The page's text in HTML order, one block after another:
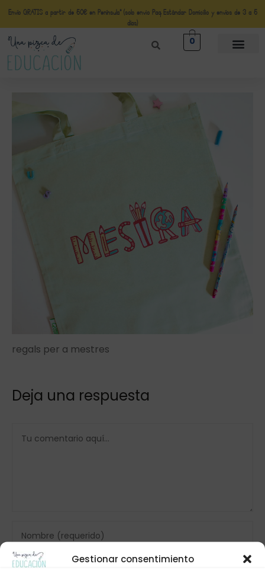
Gestionar consentimiento
Envío GRATIS a partir de 50€ en Península* (solo envio Paq Estándar Domicilio y envíos de 3 a 5
días)
0
regals per a mestres
Deja una respuesta